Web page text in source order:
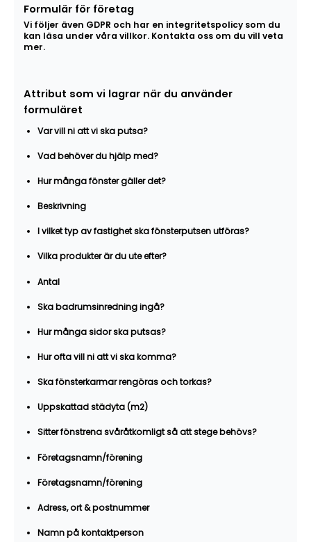
Formulär för företag
Vi följer även GDPR och har en integritetspolicy som du
kan läsa under våra villkor. Kontakta oss om du vill veta
mer.
Attribut som vi lagrar när du använder
formuläret
Var vill ni att vi ska putsa?
Vad behöver du hjälp med?
Hur många fönster gäller det?
Beskrivning
I vilket typ av fastighet ska fönsterputsen utföras?
Vilka produkter är du ute efter?
Antal
Ska badrumsinredning ingå?
Hur många sidor ska putsas?
Hur ofta vill ni att vi ska komma?
Ska fönsterkarmar rengöras och torkas?
Uppskattad städyta (m2)
Sitter fönstrena svåråtkomligt så att stege behövs?
Företagsnamn/förening
Företagsnamn/förening
Adress, ort & postnummer
Namn på kontaktperson